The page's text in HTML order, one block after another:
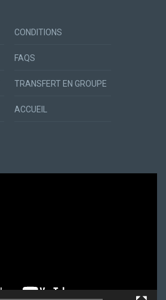
CONDITIONS
FAQS
TRANSFERT EN GROUPE
ACCUEIL